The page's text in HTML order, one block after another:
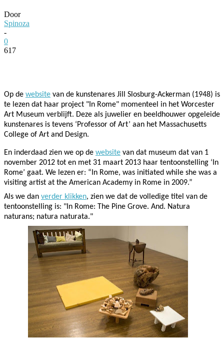
Door
Spinoza
-
0
617
Op de website van de kunstenares Jill Slosburg-Ackerman (1948) is
te lezen dat haar project "In Rome" momenteel in het Worcester
Art Museum verblijft. Deze als juwelier en beeldhouwer opgeleide
kunstenares is tevens ‘Professor of Art’ aan het Massachusetts
College of Art and Design.
En inderdaad zien we op de website van dat museum dat van 1
november 2012 tot en met 31 maart 2013 haar tentoonstelling ‘In
Rome’ gaat. We lezen er: “In Rome, was initiated while she was a
visiting artist at the American Academy in Rome in 2009.”
Als we dan verder klikken, zien we dat de volledige titel van de
tentoonstelling is: "In Rome: The Pine Grove. And. Natura
naturans; natura naturata."